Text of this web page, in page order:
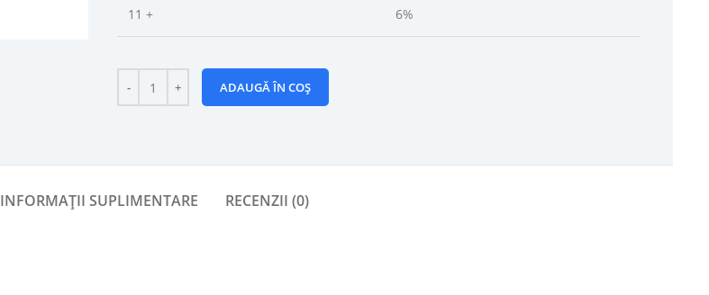
11 + 6%
ADAUGĂ ÎN COȘ
INFORMAȚII SUPLIMENTARE RECENZII (0)